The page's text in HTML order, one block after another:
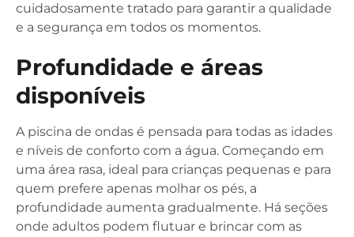
cuidadosamente tratado para garantir a qualidade
e a segurança em todos os momentos.
Profundidade e áreas
disponíveis
A piscina de ondas é pensada para todas as idades
e níveis de conforto com a água. Começando em
uma área rasa, ideal para crianças pequenas e para
quem prefere apenas molhar os pés, a
profundidade aumenta gradualmente. Há seções
onde adultos podem flutuar e brincar com as